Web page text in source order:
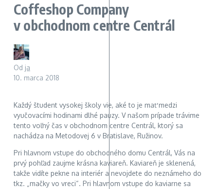
Coffeshop Company
v obchodnom centre Centrál
Od ja
10. marca 2018
Každý študent vysokej školy vie, aké to je mať medzi
vyučovacími hodinami dlhé pauzy. V našom prípade trávime
tento voľný čas v obchodnom centre Centrál, ktorý sa
nachádza na Metodovej 6 v Bratislave, Ružinov.
Pri hlavnom vstupe do obchodného domu Centrál, Vás na
prvý pohľad zaujme krásna kaviareň. Kaviareň je sklenená,
takže vidíte pekne na interiér a nevojdete do neznámeho do
tkz. „mačky vo vreci“. Pri hlavnom vstupe do kaviarne sa